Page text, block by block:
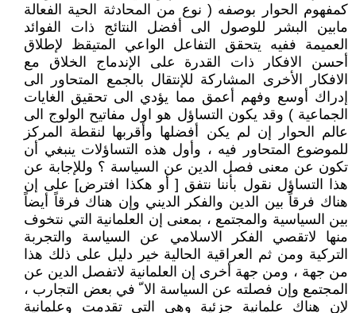
كمفهوم الحوار بوصفه ( نوع من المحادثة الحية الفعالة
مابين البشر للوصول الى أفضل النتائج ذات الفوائد
العميمة ففيه يتحقق التفاعل الواعي المتيقظ لإطلاق
أحسن الافكار ذات القدرة على الإندماج الخلاق مع
الافكار الأخرى المشاركة للإنتقال بالجمع المتحاور الى
إدراك أوسع وفهم أعمق مما يؤدي الى تحقيق الغايات
الجماعية ) وقد يكون التساؤل هو اول مفاتيح الولوج الى
عالم الحوار إن لم يكن أفضلها وأقربها لنقطة المركز
للموضوع المتحاور فيه ، وأول هذه التساؤلات ينبغي أن
تكون عن معنى فصل الدين عن السياسة ؟ وللإجابة عن
هذا التساؤل نقول بأننا نتفق [ أو هكذا افترض] على إن
هناك فرقاً بين الدين والفكر الديني وإن هناك فرقاً أيضاً
بين السياسية والمجتمع ، بمعنى إن العلمانية التي نتخوف
منها لاتقصي الفكر الاسلامي عن السياسة والتجربة
التركية ومن ثم العراقية الحالية خير دليل على ذلك هذا
من جهة ، ومن جهة أخرى إن العلمانية لاتفصل الدين عن
المجتمع وإن فصلته عن السياسة الا ّ في بعض التجارب ،
لإن هناك علمانية جزئية وهي التي تقدمت وعلمانية